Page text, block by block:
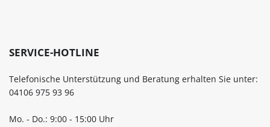
SERVICE-HOTLINE
Telefonische Unterstützung und Beratung erhalten Sie unter:
04106 975 93 96
Mo. - Do.: 9:00 - 15:00 Uhr